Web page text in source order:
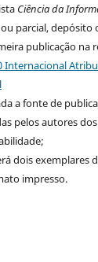
Ciência da
parcial, depósito
publicação na
Internacional
a fonte de
pelos autores
dois exemplares
impresso.